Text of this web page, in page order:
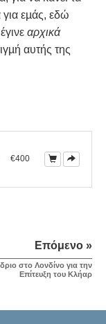
εµάς, εδώ
αρχικά
αυτής της
€400
Επόμενο »
στο Λονδίνο για την
Επίτευξη του Κλήαρ